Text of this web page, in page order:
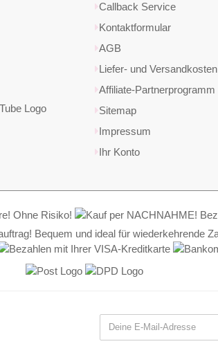
Callback Service
Kontaktformular
AGB
Liefer- und Versandkosten
Affiliate-Partnerprogramm
Sitemap
Impressum
Ihr Konto